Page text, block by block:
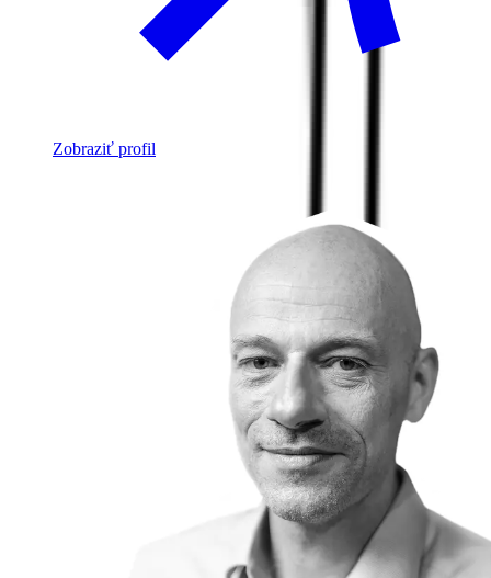
Zobraziť profil